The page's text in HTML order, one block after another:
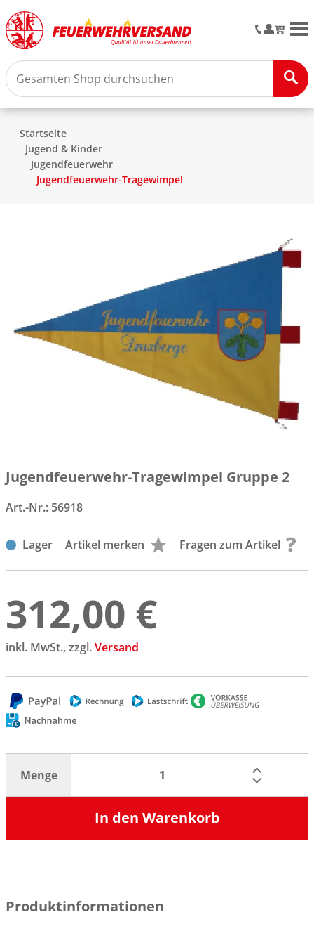
Startseite
Jugend & Kinder
Jugendfeuerwehr
Jugendfeuerwehr-Tragewimpel
Jugendfeuerwehr-Tragewimpel Gruppe 2
Art.-Nr.: 56918
Lager Artikel merken Fragen zum Artikel
312,00 €
inkl. MwSt., zzgl.Versand
Menge
In den Warenkorb
Produktinformationen